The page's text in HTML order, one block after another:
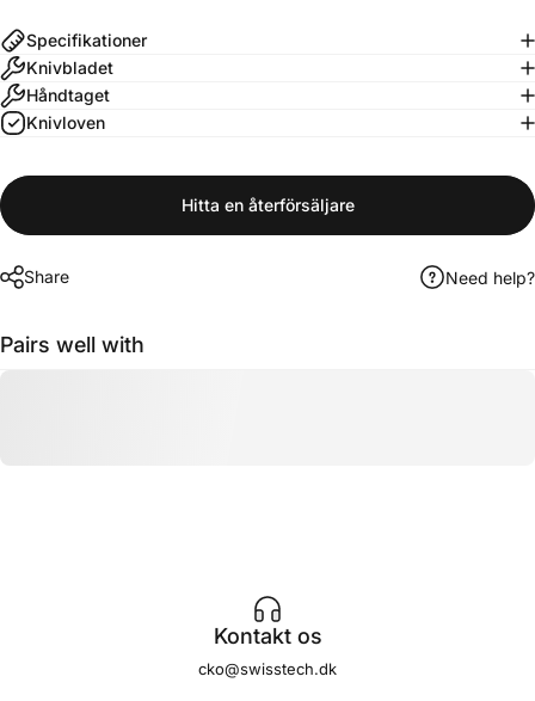
Specifikationer
Knivbladet
Håndtaget
Knivloven
Hitta en återförsäljare
Share Need help?
Pairs well with
Kontakt os
cko@swisstech.dk